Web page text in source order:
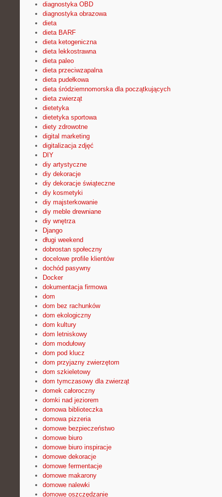
diagnostyka OBD
diagnostyka obrazowa
dieta
dieta BARF
dieta ketogeniczna
dieta lekkostrawna
dieta paleo
dieta przeciwzapalna
dieta pudełkowa
dieta śródziemnomorska dla początkujących
dieta zwierząt
dietetyka
dietetyka sportowa
diety zdrowotne
digital marketing
digitalizacja zdjęć
DIY
diy artystyczne
diy dekoracje
diy dekoracje świąteczne
diy kosmetyki
diy majsterkowanie
diy meble drewniane
diy wnętrza
Django
długi weekend
dobrostan społeczny
docelowe profile klientów
dochód pasywny
Docker
dokumentacja firmowa
dom
dom bez rachunków
dom ekologiczny
dom kultury
dom letniskowy
dom modułowy
dom pod klucz
dom przyjazny zwierzętom
dom szkieletowy
dom tymczasowy dla zwierząt
domek całoroczny
domki nad jeziorem
domowa biblioteczka
domowa pizzeria
domowe bezpieczeństwo
domowe biuro
domowe biuro inspiracje
domowe dekoracje
domowe fermentacje
domowe makarony
domowe nalewki
domowe oszczędzanie